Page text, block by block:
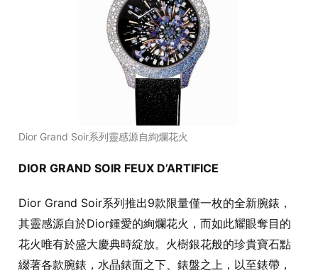
Dior Grand Soir系列靈感源自絢爛花火
DIOR GRAND SOIR FEUX D’ARTIFICE
Dior Grand Soir系列推出9款限量僅一枚的全新腕錶，
其靈感源自於Dior鍾愛的絢爛花火，而如此耀眼奪目的
花火唯有於盛大慶典時綻放。火樹銀花般的珍貴寶石點
綴著各款腕錶，水晶錶面之下、錶盤之上，以至錶帶，